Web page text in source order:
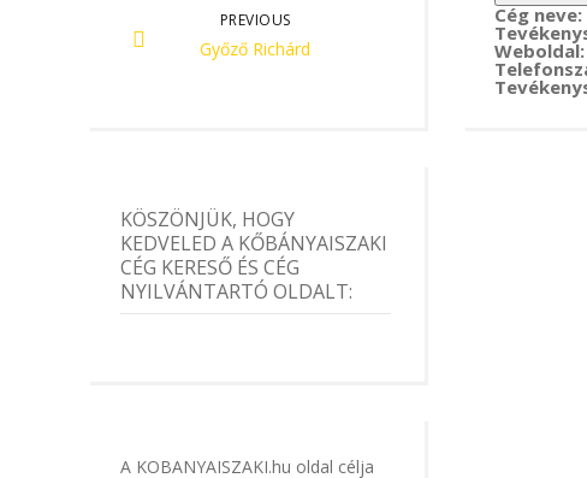
Cég neve:
Weboldal:
PREVIOUS
Győző Richárd
KÖSZÖNJÜK, HOGY
KEDVELED A KŐBÁNYAISZAKI
CÉG KERESŐ ÉS CÉG
NYILVÁNTARTÓ OLDALT:
A KOBANYAISZAKI.hu oldal célja